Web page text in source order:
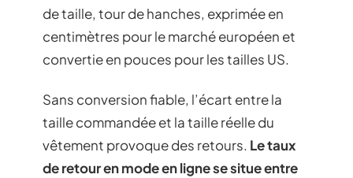
de taille, tour de hanches, exprimée en
centimètres pour le marché européen et
convertie en pouces pour les tailles US.
Sans conversion fiable, l’écart entre la
taille commandée et la taille réelle du
vêtement provoque des retours. Le taux
de retour en mode en ligne se situe entre